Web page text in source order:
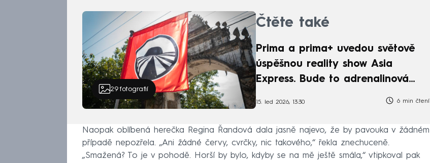
29fotografií
Čtěte také
Prima a prima+ uvedou světově
úspěšnou reality show Asia
Express. Bude to adrenalinová
15. led 2026, 13:30 6 min čtení
Naopak oblíbená herečka Regina Řandová dala jasně najevo, že by pavouka v žádném
případě nepozřela. „Ani žádné červy, cvrčky, nic takového,“ řekla znechuceně.
„Smažená? To je v pohodě. Horší by bylo, kdyby se na mě ještě smála,“ vtipkoval pak